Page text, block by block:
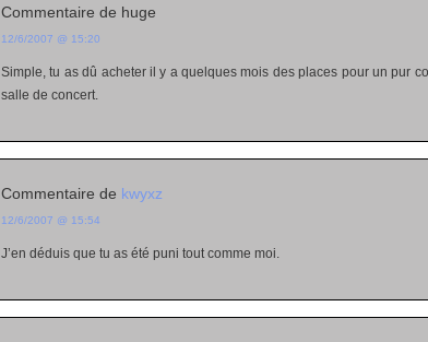
Commentaire de huge
12/6/2007 @ 15:20
Simple, tu as dû acheter il y a quelques mois des places pour un pur
salle de concert.
Commentaire de kwyxz
12/6/2007 @ 15:54
J’en déduis que tu as été puni tout comme moi.